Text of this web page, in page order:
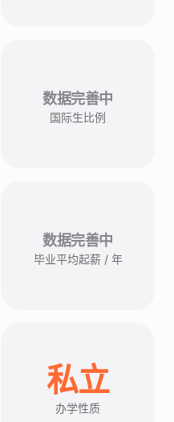
数据完善中
国际生比例
数据完善中
毕业平均起薪 / 年
私立
办学性质